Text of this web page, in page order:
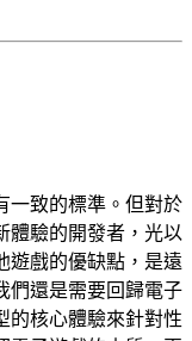
一致的標準。但對於
體驗的開發者，光以
遊戲的優缺點，是遠
們還是需要回歸電子
的核心體驗來針對性